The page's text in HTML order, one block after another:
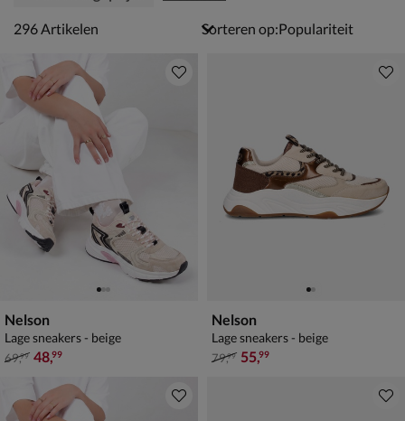
296 artikelen
296 Artikelen Sorteren op:
Nelson
Lage sneakers - beige
van € 69,99 voor € 48,99
69,99 48,99
Nelson
Lage sneakers - beige
van € 79,99 voor € 55,99
79,99 55,99